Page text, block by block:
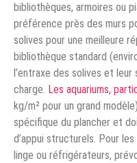
bibliothèques, armoires ou
préférence près des murs
solives pour une meilleure
bibliothèque standard
l’entraxe des solives et
charge. Les aquariums,
kg/m² pour un grand
spécifique du plancher et
d’appui structurels. Pour
linge ou réfrigérateurs,